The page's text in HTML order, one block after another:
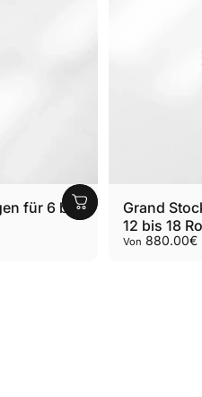
für 6 bis
Grand
12 bis 18
Von 880.00€